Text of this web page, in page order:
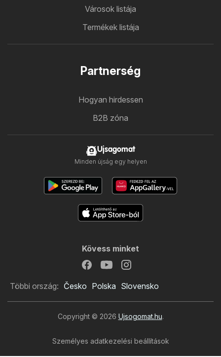
Városok listája
Termékek listája
Partnerség
Hogyan hirdessen
B2B zóna
Ujsagomat
Minden újság egy helyen
Kövess minket
Többi ország: Česko Polska Slovensko
Copyright © 2026 Ujsogomat.hu.
Személyes adatkezelési beállítások